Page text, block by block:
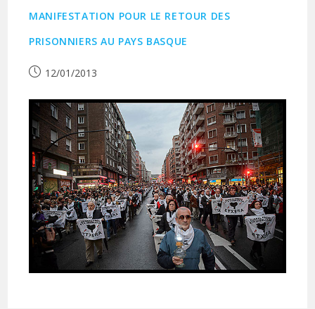
MANIFESTATION POUR LE RETOUR DES
PRISONNIERS AU PAYS BASQUE
Publication
12/01/2013